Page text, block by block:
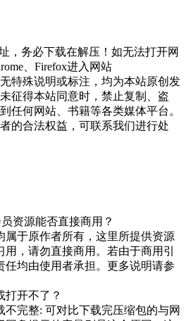
，务必下载在解压！如无法打开网
、Firefox进入网站
特殊说明或标注，均为本站原创发
征得本站同意时，禁止复制、盗
任何网站、书籍等各类媒体平台。
的合法权益，可联系我们进行处
资源能否直接商用？
属于原作者所有，这里所提供资源
，请勿直接商用。若由于商用引
任均由使用者承担。更多说明请参
打开不了？
不完整: 可对比下载完压缩包的与网